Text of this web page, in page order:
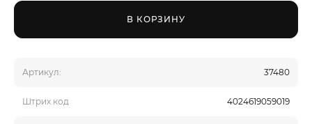
Скидки
В КОРЗИНУ
Артикул: 37480
Штрих код 4024619059019